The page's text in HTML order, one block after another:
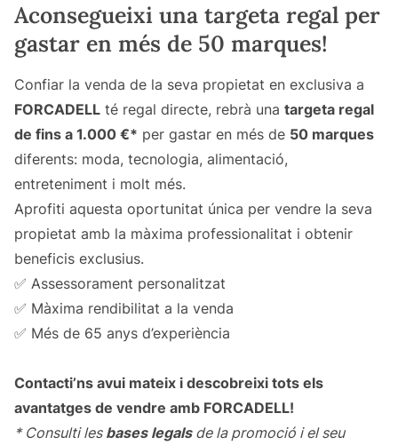
Aconsegueixi una targeta regal per
gastar en més de 50 marques!
Confiar la venda de la seva propietat en exclusiva a
FORCADELL té regal directe, rebrà una targeta regal
de fins a 1.000 €* per gastar en més de 50 marques
diferents: moda, tecnologia, alimentació,
entreteniment i molt més.
Aprofiti aquesta oportunitat única per vendre la seva
propietat amb la màxima professionalitat i obtenir
beneficis exclusius.
✅ Assessorament personalitzat
✅ Màxima rendibilitat a la venda
✅ Més de 65 anys d’experiència
Contacti’ns avui mateix i descobreixi tots els
avantatges de vendre amb FORCADELL!
* Consulti les bases legalsde la promoció i el seu